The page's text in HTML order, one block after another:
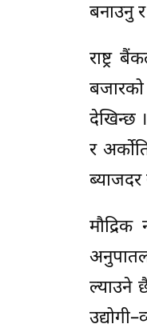
बनाउनु
राष्ट्र
देखिन्छ
र
ब्याजदर
ल्याउने